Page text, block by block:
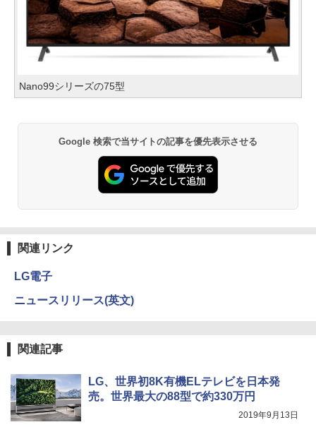
Nano99シリーズの75型
Google 検索で当サイトの記事を優先表示させる
関連リンク
LG電子
ニュースリリース(英文)
関連記事
LG、世界初8K有機ELテレビを日本発
売。世界最大の88型で約330万円
2019年9月13日